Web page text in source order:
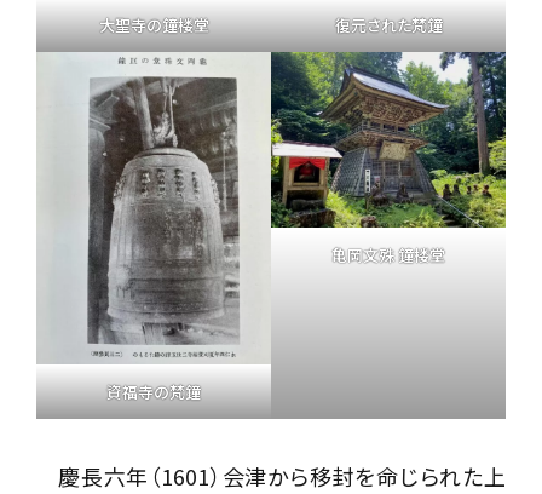
大聖寺の鐘楼堂 復元された梵鐘
資福寺の梵鐘
亀岡文殊 鐘楼堂
慶長六年（1601）会津から移封を命じられた上